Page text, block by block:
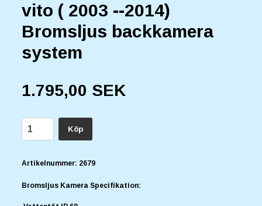
vito ( 2003 --2014)
Bromsljus backkamera
system
1.795,00 SEK
Köp
Artikelnummer: 2679
Bromsljus Kamera Specifikation: